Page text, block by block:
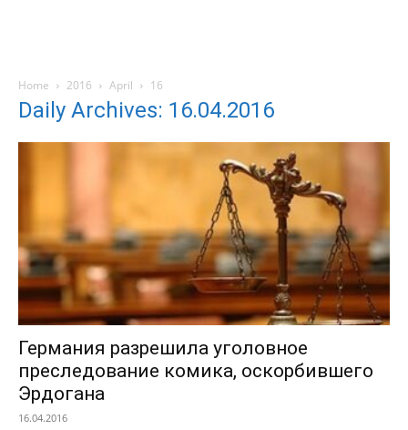
Home 2016 April 16
Daily Archives: 16.04.2016
Германия разрешила уголовное
преследование комика, оскорбившего
Эрдогана
16.04.2016